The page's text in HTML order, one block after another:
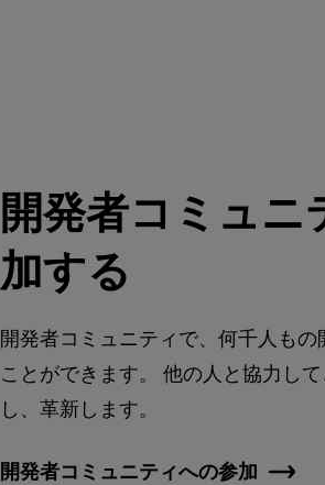
開発者コミュニ
加する
開発者コミュニティで、何千人もの
ことができます。 他の人と協力し
し、革新します。
開発者コミュニティへの参加